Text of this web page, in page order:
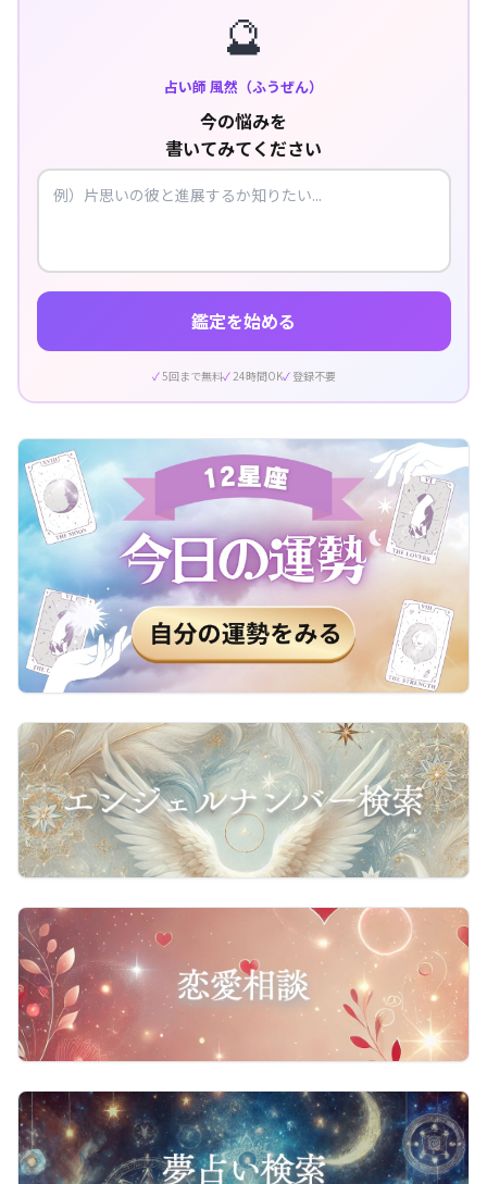
🔮
占い師 風然（ふうぜん）
今の悩みを
書いてみてください
鑑定を始める
5回まで無料 24時間OK 登録不要